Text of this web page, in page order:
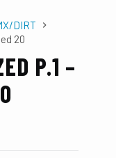
DIRT
20
P.1 –